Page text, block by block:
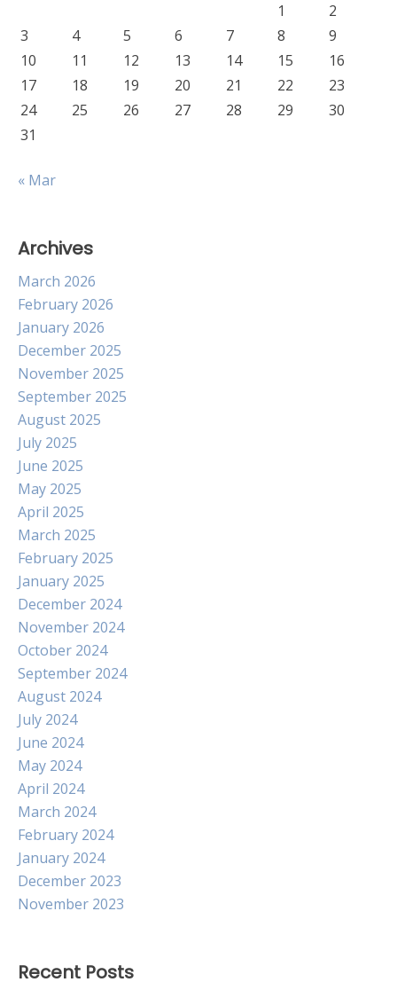
1
2
3
4 5 6 7 8
9
10
11 12 13 14 15
16
17
18 19 20 21 22
23
24
25 26 27 28 29
30
31
« Mar
Archives
March 2026
February 2026
January 2026
December 2025
November 2025
September 2025
August 2025
July 2025
June 2025
May 2025
April 2025
March 2025
February 2025
January 2025
December 2024
November 2024
October 2024
September 2024
August 2024
July 2024
June 2024
May 2024
April 2024
March 2024
February 2024
January 2024
December 2023
November 2023
Recent Posts